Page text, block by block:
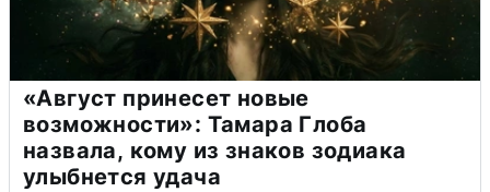
«Август принесет новые
возможности»: Тамара Глоба
назвала, кому из знаков зодиака
улыбнется удача